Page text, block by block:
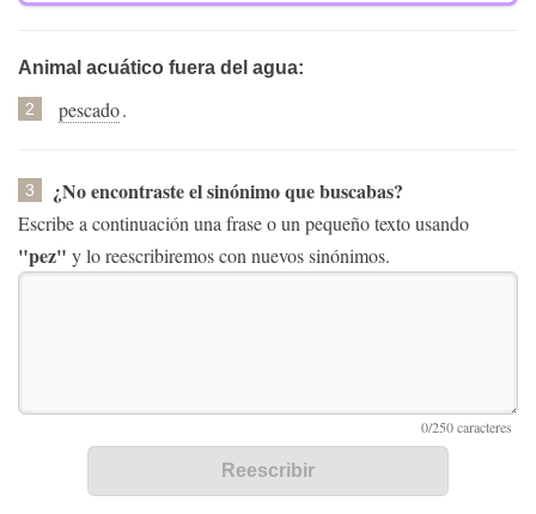
Animal acuático fuera del agua:
2 pescado.
3 ¿No encontraste el sinónimo que buscabas?
Escribe a continuación una frase o un pequeño texto usando
"pez" y lo reescribiremos con nuevos sinónimos.